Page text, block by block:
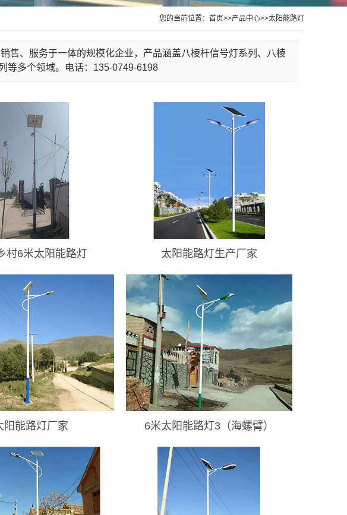
您的当前位置： 首页>>产品中心>>太阳能路灯
售、服务于一体的规模化企业，产品涵盖八棱杆信号灯系列、八棱
等多个领域。电话：135-0749-6198
村6米太阳能路灯 太阳能路灯生产厂家
阳能路灯厂家 6米太阳能路灯3（海螺臂）